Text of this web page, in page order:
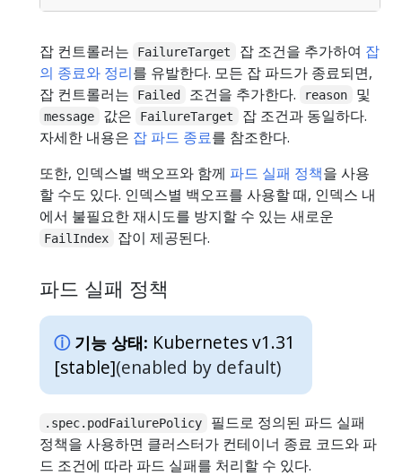
잡 컨트롤러는 FailureTarget 잡 조건을 추가하여 잡
의 종료와 정리를 유발한다. 모든 잡 파드가 종료되면,
잡 컨트롤러는
Failed 조건을 추가한다. reason 및
message 값은 FailureTarget
잡 조건과 동일하다.
자세한 내용은 잡 파드 종료를 참조한다.
또한, 인덱스별 백오프와 함께 파드 실패 정책을 사용
할 수도 있다. 인덱스별 백오프를 사용할 때, 인덱스 내
에서 불필요한 재시도를 방지할 수 있는 새로운
FailIndex 잡이 제공된다.
파드 실패 정책
기능 상태: Kubernetes v1.31
[stable](enabled by default)
.spec.podFailurePolicy
필드로 정의된 파드 실패
정책을 사용하면 클러스터가 컨테이너 종료 코드와 파
드 조건에 따라 파드 실패를 처리할 수 있다.